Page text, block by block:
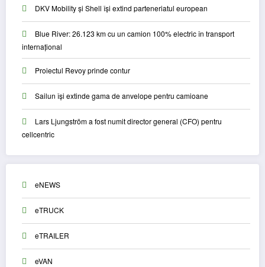
DKV Mobility și Shell își extind parteneriatul european
Blue River: 26.123 km cu un camion 100% electric în transport
internațional
Proiectul Revoy prinde contur
Sailun își extinde gama de anvelope pentru camioane
Lars Ljungström a fost numit director general (CFO) pentru
cellcentric
eNEWS
eTRUCK
eTRAILER
eVAN